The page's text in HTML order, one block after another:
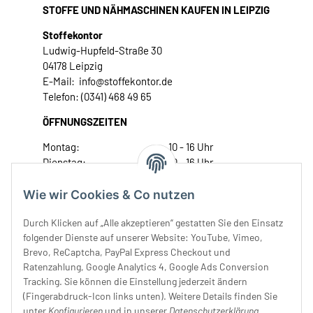
Wie wir Cookies & Co nutzen
Durch Klicken auf „Alle akzeptieren“ gestatten Sie den Einsatz
folgender Dienste auf unserer Website: YouTube, Vimeo,
Brevo, ReCaptcha, PayPal Express Checkout und
Ratenzahlung, Google Analytics 4, Google Ads Conversion
Tracking. Sie können die Einstellung jederzeit ändern
(Fingerabdruck-Icon links unten). Weitere Details finden Sie
STOFFE UND NÄHMASCHINEN KAUFEN IN LEIPZIG
Stoffekontor
Ludwig-Hupfeld-Straße 30
04178 Leipzig
E-Mail: info@stoffekontor.de
Telefon: (0341) 468 49 65
ÖFFNUNGSZEITEN
Montag:
10 - 16 Uhr
Dienstag:
10 - 16 Uhr
Donnerstag:
10 - 18 Uhr
Samstag:
10 - 14 Uhr
Unser Service
Rechtliches